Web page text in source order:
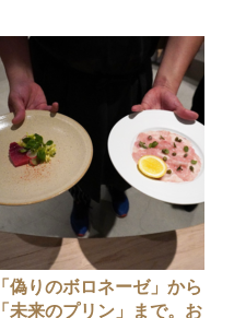
「偽りのボロネーゼ」から
「未来のプリン」まで。お